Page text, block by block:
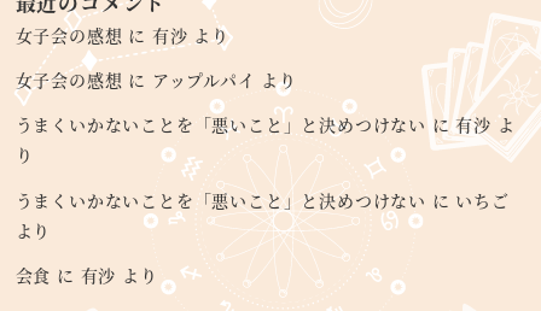
女子会の感想 に 有沙 より
女子会の感想 に アップルパイ より
うまくいかないことを「悪いこと」と決めつけない に有沙 よ
り
うまくいかないことを「悪いこと」と決めつけない に いちご
より
会食 に 有沙 より